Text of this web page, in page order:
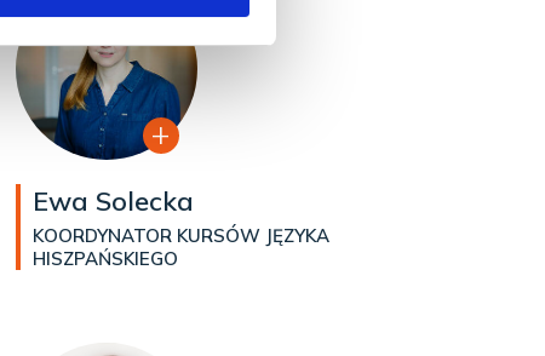
Ewa Solecka
KOORDYNATOR KURSÓW JĘZYKA
HISZPAŃSKIEGO